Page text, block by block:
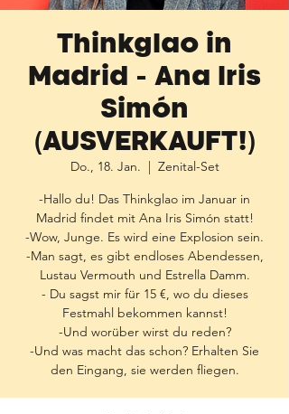
Thinkglao in
Madrid - Ana Iris
Simón
(AUSVERKAUFT!)
Do., 18. Jan.
  |
Zenital-Set
-Hallo du! Das Thinkglao im Januar in
Madrid findet mit Ana Iris Simón statt!
-Wow, Junge. Es wird eine Explosion sein.
-Man sagt, es gibt endloses Abendessen,
Lustau Vermouth und Estrella Damm.
- Du sagst mir für 15 €, wo du dieses
Festmahl bekommen kannst!
-Und worüber wirst du reden?
-Und was macht das schon? Erhalten Sie